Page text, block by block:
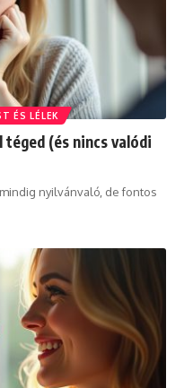
ÉS LÉLEK
(és nincs valódi
nyilvánvaló, de fontos